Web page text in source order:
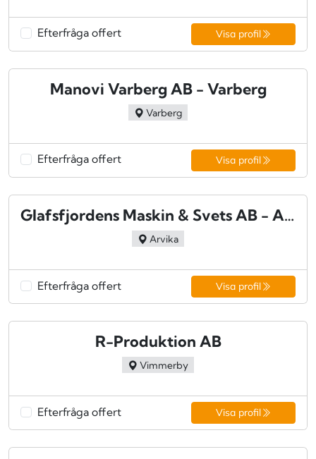
Efterfråga offert Visa profil
Manovi Varberg AB - Varberg
Varberg
Efterfråga offert Visa profil
Glafsfjordens Maskin & Svets AB - Arvika
Arvika
Efterfråga offert Visa profil
R-Produktion AB
Vimmerby
Efterfråga offert Visa profil